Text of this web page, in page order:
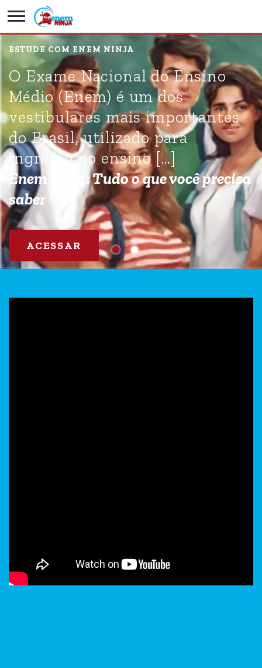
ESTUDE COM ENEM NINJA
O Exame Nacional do Ensino
Médio (Enem) é um dos
vestibulares mais importantes
do Brasil, utilizado para
ingresso no ensino […]
Enem 2024: Tudo o que você precisa
saber
ACESSAR